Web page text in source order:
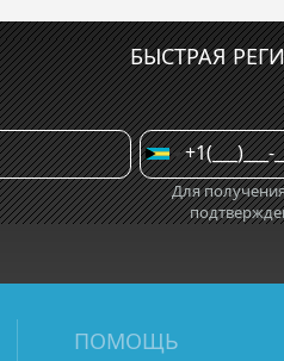
БЫСТРАЯ
Для
ПОМОЩЬ